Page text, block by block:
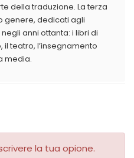
della traduzione. La terza
genere, dedicati agli
anni ottanta: i libri di
teatro, l’insegnamento
media.
la tua opione.